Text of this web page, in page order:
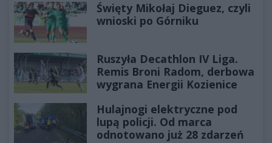
Święty Mikołaj Dieguez, czyli
wnioski po Górniku
Ruszyła Decathlon IV Liga.
Remis Broni Radom, derbowa
wygrana Energii Kozienice
Hulajnogi elektryczne pod
lupą policji. Od marca
odnotowano już 28 zdarzeń